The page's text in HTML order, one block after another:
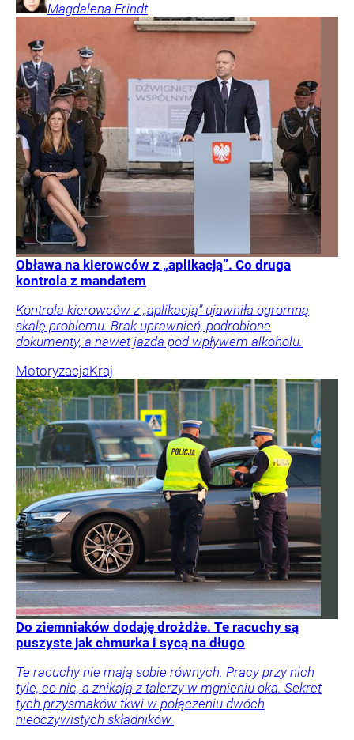
Magdalena Frindt
Obława na kierowców z „aplikacją”. Co druga
kontrola z mandatem
Kontrola kierowców z „aplikacją” ujawniła ogromną
skalę problemu. Brak uprawnień, podrobione
dokumenty, a nawet jazda pod wpływem alkoholu.
MotoryzacjaKraj
Do ziemniaków dodaję drożdże. Te racuchy są
puszyste jak chmurka i sycą na długo
Te racuchy nie mają sobie równych. Pracy przy nich
tyle, co nic, a znikają z talerzy w mgnieniu oka. Sekret
tych przysmaków tkwi w połączeniu dwóch
nieoczywistych składników.